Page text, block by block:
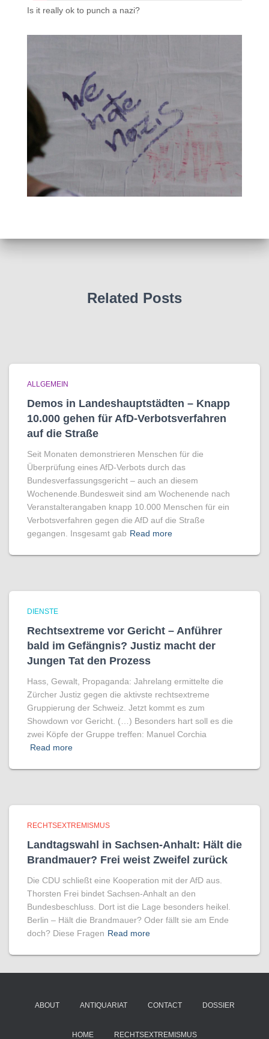
Is it really ok to punch a nazi?
Related Posts
ALLGEMEIN
Demos in Landeshauptstädten – Knapp
10.000 gehen für AfD-Verbotsverfahren
auf die Straße
Seit Monaten demonstrieren Menschen für die
Überprüfung eines AfD-Verbots durch das
Bundesverfassungsgericht – auch an diesem
Wochenende.Bundesweit sind am Wochenende nach
Veranstalterangaben knapp 10.000 Menschen für ein
Verbotsverfahren gegen die AfD auf die Straße
gegangen. Insgesamt gab Read more
DIENSTE
Rechtsextreme vor Gericht – Anführer
bald im Gefängnis? Justiz macht der
Jungen Tat den Prozess
Hass, Gewalt, Propaganda: Jahrelang ermittelte die
Zürcher Justiz gegen die aktivste rechtsextreme
Gruppierung der Schweiz. Jetzt kommt es zum
Showdown vor Gericht. (…) Besonders hart soll es die
zwei Köpfe der Gruppe treffen: Manuel Corchia
Read more
RECHTSEXTREMISMUS
Landtagswahl in Sachsen-Anhalt: Hält die
Brandmauer? Frei weist Zweifel zurück
Die CDU schließt eine Kooperation mit der AfD aus.
Thorsten Frei bindet Sachsen-Anhalt an den
Bundesbeschluss. Dort ist die Lage besonders heikel.
Berlin – Hält die Brandmauer? Oder fällt sie am Ende
doch? Diese Fragen Read more
ABOUT ANTIQUARIAT CONTACT DOSSIER
HOME RECHTSEXTREMISMUS